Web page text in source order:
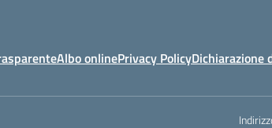
Albo onlinePrivacy PolicyDichiarazione